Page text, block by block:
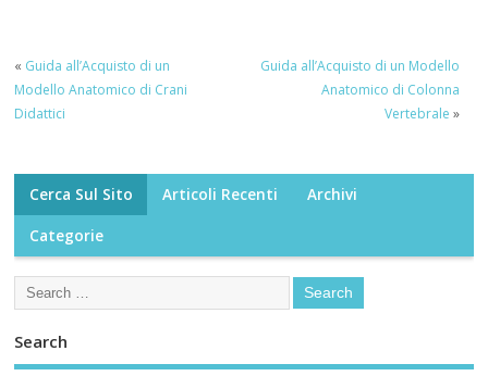
« Guida all’Acquisto di un
Modello Anatomico di Crani
Didattici
Guida all’Acquisto di un Modello
Anatomico di Colonna
Vertebrale »
Cerca Sul Sito Articoli Recenti Archivi
Categorie
Search